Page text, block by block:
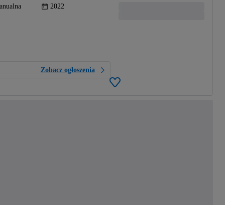
2022
Zobacz ogłoszenia